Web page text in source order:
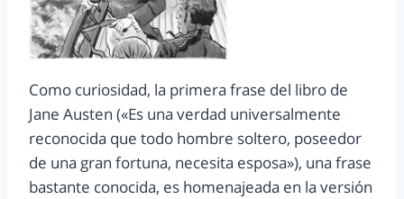
Como curiosidad, la primera frase del libro de
Jane Austen («Es una verdad universalmente
reconocida que todo hombre soltero, poseedor
de una gran fortuna, necesita esposa»), una frase
bastante conocida, es homenajeada en la versión